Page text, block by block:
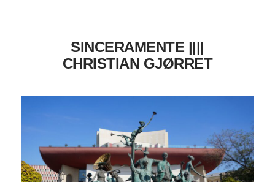
SINCERAMENTE ||||
CHRISTIAN GJØRRET